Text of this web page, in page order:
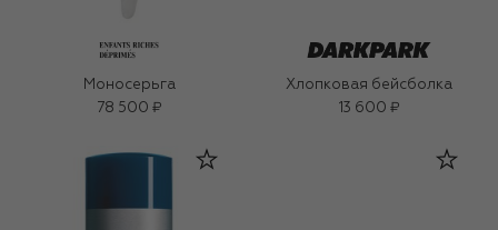
Моносерьга
78 500 ₽
Хлопковая бейсболка
13 600 ₽